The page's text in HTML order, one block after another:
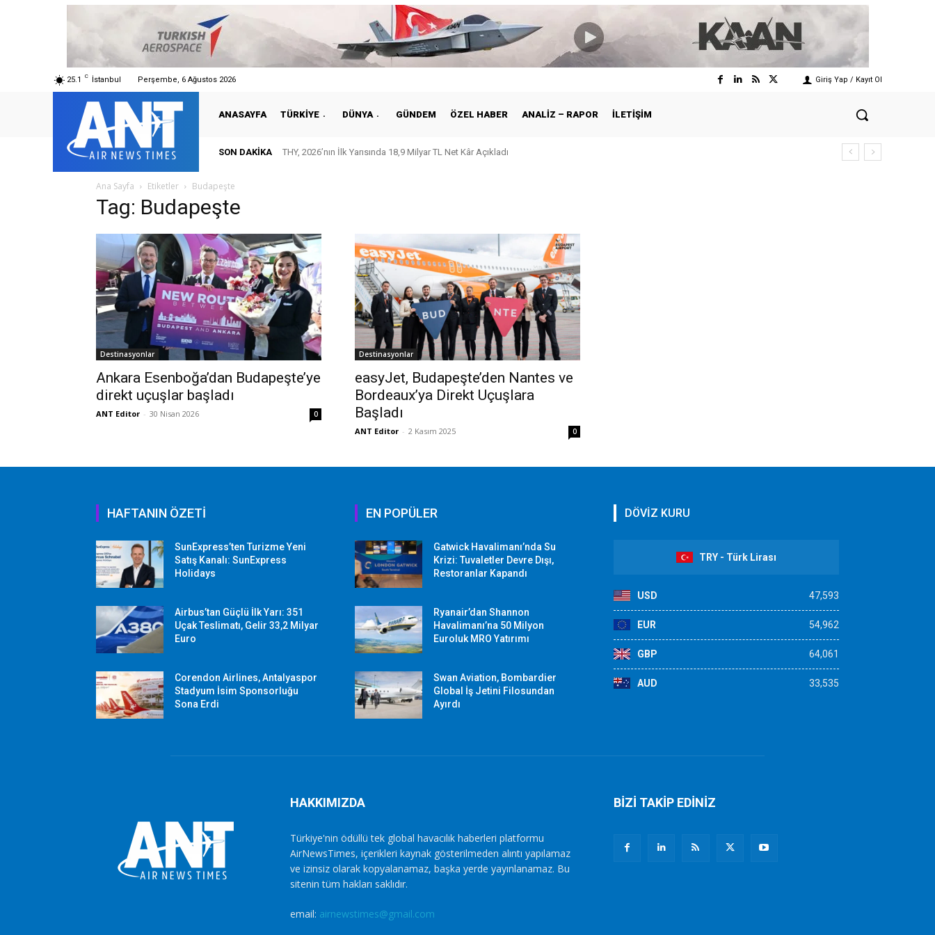
25.1 C İstanbul Perşembe, 6 Ağustos 2026 Giriş Yap / Kayıt Ol
ANASAYFA TÜRKIYE DÜNYA GÜNDEM ÖZEL HABER ANALIZ – RAPOR İLETIŞIM
SON DAKIKA THY, 2026’nın İlk Yarısında 18,9 Milyar TL Net Kâr Açıkladı
Ana Sayfa Etiketler Budapeşte
Tag: Budapeşte
Destinasyonlar
Ankara Esenboğa’dan Budapeşte’ye
direkt uçuşlar başladı
ANT Editor - 30 Nisan 2026 0
Destinasyonlar
easyJet, Budapeşte’den Nantes ve
Bordeaux’ya Direkt Uçuşlara
Başladı
ANT Editor - 2 Kasım 2025 0
HAFTANIN ÖZETİ
SunExpress’ten Turizme Yeni
Satış Kanalı: SunExpress
Holidays
Airbus’tan Güçlü İlk Yarı: 351
Uçak Teslimatı, Gelir 33,2 Milyar
Euro
Corendon Airlines, Antalyaspor
Stadyum İsim Sponsorluğu
Sona Erdi
EN POPÜLER
Gatwick Havalimanı’nda Su
Krizi: Tuvaletler Devre Dışı,
Restoranlar Kapandı
Ryanair’dan Shannon
Havalimanı’na 50 Milyon
Euroluk MRO Yatırımı
Swan Aviation, Bombardier
Global İş Jetini Filosundan
Ayırdı
DÖVİZ KURU
TRY - Türk Lirası
USD 47,593
EUR 54,962
GBP 64,061
AUD 33,535
HAKKIMIZDA
Türkiye'nin ödüllü tek global havacılık haberleri platformu
AirNewsTimes, içerikleri kaynak gösterilmeden alıntı yapılamaz
ve izinsiz olarak kopyalanamaz, başka yerde yayınlanamaz. Bu
sitenin tüm hakları saklıdır.
email: airnewstimes@gmail.com
BİZİ TAKİP EDİNİZ